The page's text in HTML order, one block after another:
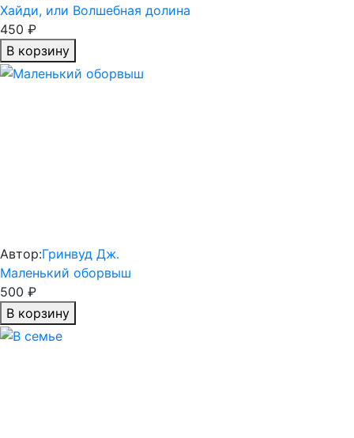
Хайди, или Волшебная долина
450 ₽
В корзину
Автор:Гринвуд Дж.
Маленький оборвыш
500 ₽
В корзину